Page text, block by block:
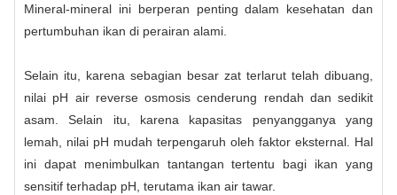
Mineral-mineral ini berperan penting dalam kesehatan dan
pertumbuhan ikan di perairan alami.
Selain itu, karena sebagian besar zat terlarut telah dibuang,
nilai pH air reverse osmosis cenderung rendah dan sedikit
asam. Selain itu, karena kapasitas penyangganya yang
lemah, nilai pH mudah terpengaruh oleh faktor eksternal. Hal
ini dapat menimbulkan tantangan tertentu bagi ikan yang
sensitif terhadap pH, terutama ikan air tawar.